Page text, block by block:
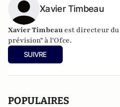
Xavier Timbeau
Xavier Timbeau est directeur
prévision" à l'Ofce.
SUIVRE
POPULAIRES